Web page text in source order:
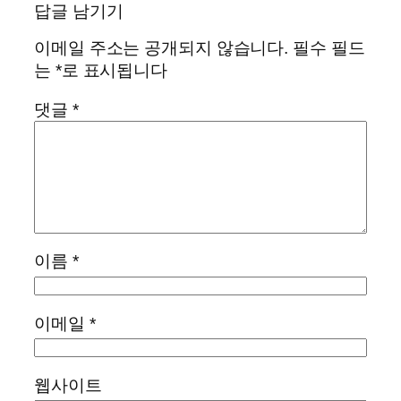
답글 남기기
이메일 주소는 공개되지 않습니다. 필수 필드
는 *로 표시됩니다
댓글 *
이름 *
이메일 *
웹사이트